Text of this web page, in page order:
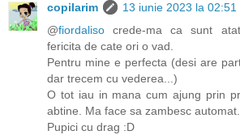
copilarim
13 iunie 2023 la 02:51
@fiordaliso crede-ma ca sunt
fericita de cate ori o vad.
Pentru mine e perfecta (desi are
dar trecem cu vederea...)
O tot iau in mana cum ajung prin
abtine. Ma face sa zambesc automat.
Pupici cu drag :D